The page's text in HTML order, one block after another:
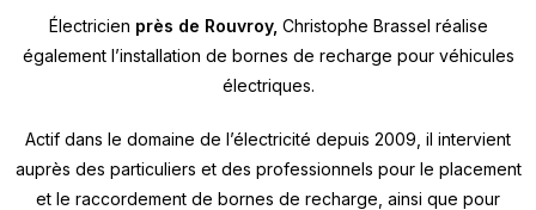
Électricien près de Rouvroy, Christophe Brassel réalise
également l’installation de bornes de recharge pour véhicules
électriques.
Actif dans le domaine de l’électricité depuis 2009, il intervient
auprès des particuliers et des professionnels pour le placement
et le raccordement de bornes de recharge, ainsi que pour